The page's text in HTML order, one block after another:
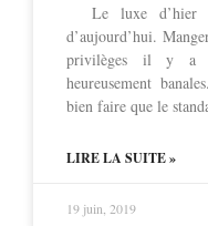
Le luxe d’hier
d’aujourd’hui.
privilèges il y a
heureusement
bien faire que le
LIRE LA SUITE »
19 juin, 2019